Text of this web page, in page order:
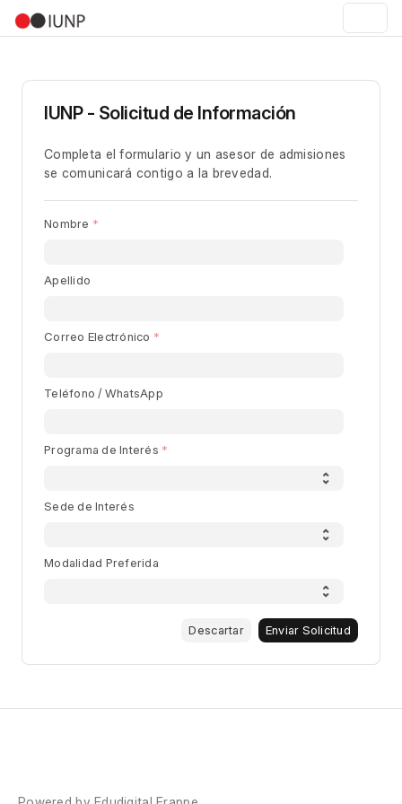
IUNP - Solicitud de Información
Completa el formulario y un asesor de admisiones
se comunicará contigo a la brevedad.
Nombre
Apellido
Correo Electrónico
Teléfono / WhatsApp
Programa de Interés
Sede de Interés
Modalidad Preferida
Descartar Enviar Solicitud